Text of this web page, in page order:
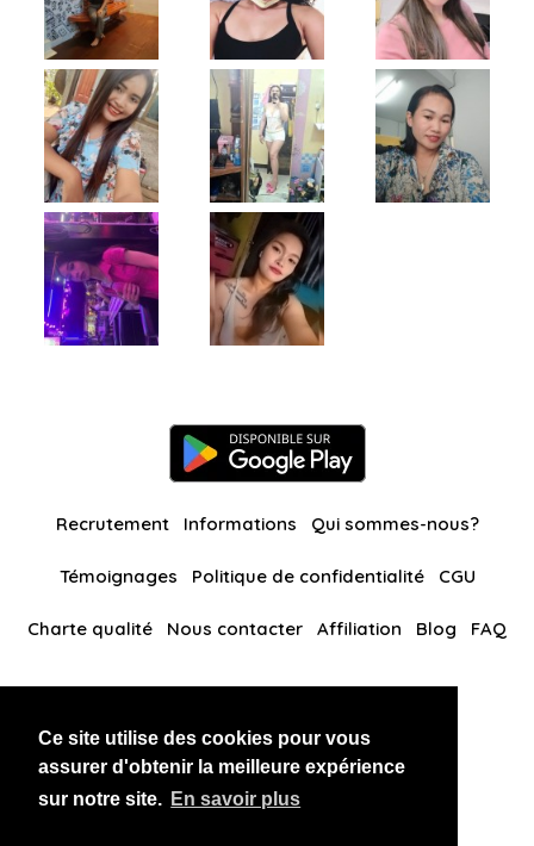
Ce site utilise des cookies pour vous
assurer d'obtenir la meilleure expérience
sur notre site. En savoir plus
Recrutement Informations Qui sommes-nous?
Témoignages Politique de confidentialité CGU
Charte qualité Nous contacter Affiliation Blog FAQ
BlackAndBeauties RussianKisses